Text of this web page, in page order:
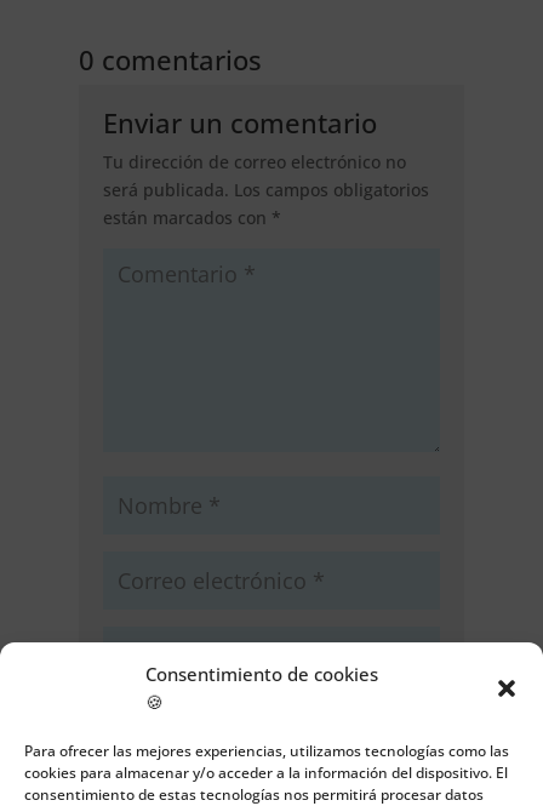
Consentimiento de cookies
🍪
Para ofrecer las mejores experiencias, utilizamos tecnologías como las
cookies para almacenar y/o acceder a la información del dispositivo. El
consentimiento de estas tecnologías nos permitirá procesar datos
0 comentarios
Enviar un comentario
Tu dirección de correo electrónico no
será publicada. Los campos obligatorios
están marcados con *
Guarda mi nombre, correo
electrónico y web en este navegador
para la próxima vez que comente.